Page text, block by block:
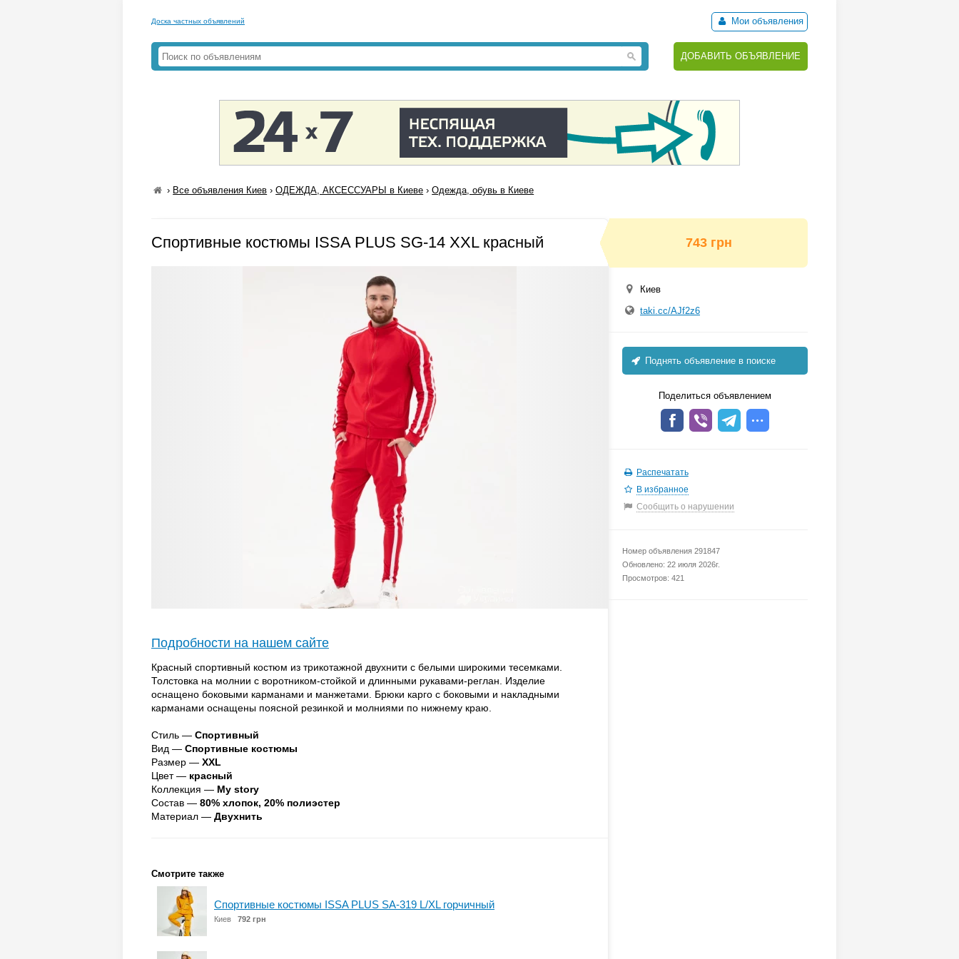
Доска частных объявлений Мои объявления
ДОБАВИТЬ ОБЪЯВЛЕНИЕ
› Все объявления Киев ›ОДЕЖДА, АКСЕССУАРЫ в Киеве ›Одежда, обувь в Киеве
Спортивные костюмы ISSA PLUS SG-14 XXL красный
Подробности на нашем сайте
Красный спортивный костюм из трикотажной двухнити с белыми широкими тесемками.
Толстовка на молнии с воротником-стойкой и длинными рукавами-реглан. Изделие
оснащено боковыми карманами и манжетами. Брюки карго с боковыми и накладными
карманами оснащены поясной резинкой и молниями по нижнему краю.
Стиль — Спортивный
Вид — Спортивные костюмы
Размер — XXL
Цвет — красный
Коллекция — My story
Состав — 80% хлопок, 20% полиэстер
Материал — Двухнить
Смотрите также
Спортивные костюмы ISSA PLUS SA-319 L/XL горчичный
Киев 792 грн
743 грн
Киев
taki.cc/AJf2z6
Поднять объявление в поиске
Поделиться объявлением
Распечатать
В избранное
Сообщить о нарушении
Номер объявления 291847
Обновлено: 22 июля 2026г.
Просмотров: 421